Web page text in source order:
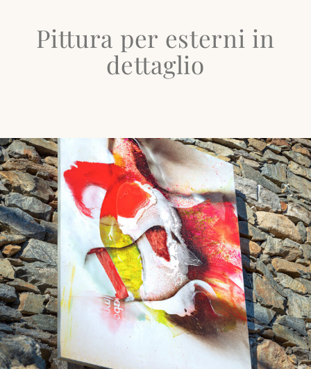
Pittura per esterni in
dettaglio